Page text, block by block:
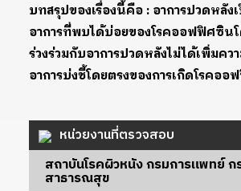
บทสรุปของเรื่องนี้คือ : อาการปวดหลั
อาการที่พบได้บ่อยของโรคออฟฟิศซิน
ร่วงร่วมกับอาการปวดหลังไม่ได้เพิ่มคว
อาการบ่งชี้โดยตรงของการเกิดโรคอ
หน่วยงานที่ตรวจสอบ
สถาบันโรคผิวหนัง กรมการแพทย์ ก
สาธารณสุข